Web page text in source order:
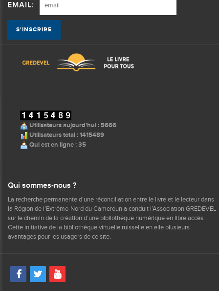
EMAIL:
Utilisateurs aujourd'hui : 5666
Utilisateurs total : 1415489
Qui est en ligne : 35
Qui sommes-nous ?
La recherche permanente d’une réconciliation entre le livre et le lecteur dans
la Région de l’Extrême-Nord du Cameroun a conduit l’Association GREDEVEL
sur le chemin de la création d’une bibliothèque numérique en libre accès.
Cette initiative de la bibliothèque virtuelle ruisselle en elle plusieurs
avantages pour les usagers de ce site.